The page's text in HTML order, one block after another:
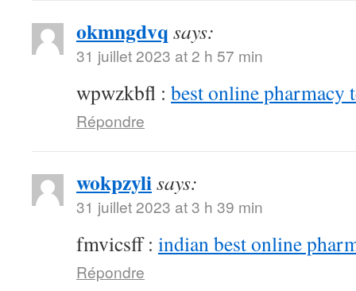
okmngdvq says:
31 juillet 2023 at 2 h 57 min
wpwzkbfl : best online pharmacy
Répondre
wokpzylisays:
31 juillet 2023 at 3 h 39 min
fmvicsff : indian best online
Répondre